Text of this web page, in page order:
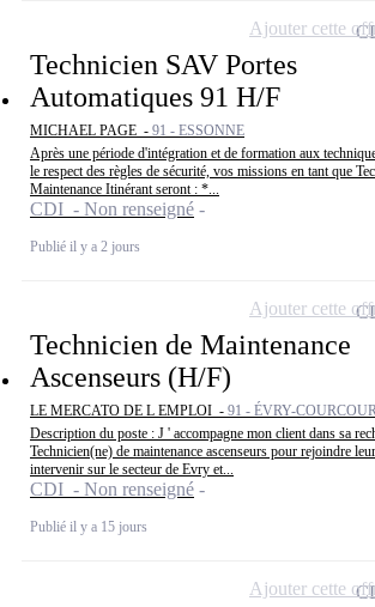
Technicien SAV Portes
Automatiques 91 H/F
MICHAEL PAGE - 91 - ESSONNE
Après une période d'intégration et de formation aux
le respect des règles de sécurité, vos missions en tant que
Maintenance Itinérant seront : *...
CDI - Non renseigné
Publié il y a 2 jours
Ajouter cette
Technicien de Maintenance
Ascenseurs (H/F)
LE MERCATO DE L EMPLOI - 91 - ÉVRY-
Description du poste : J ' accompagne mon client dans sa
Technicien(ne) de maintenance ascenseurs pour rejoindre
intervenir sur le secteur de Evry et...
CDI - Non renseigné
Publié il y a 15 jours
Ajouter cette
Ajouter cette